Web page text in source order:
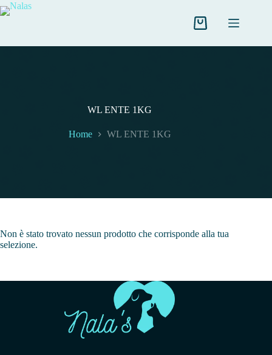
Salta
al
Carrello
WL ENTE 1KG
Home WL ENTE 1KG
Non è stato trovato nessun prodotto che corrisponde alla tua
selezione.